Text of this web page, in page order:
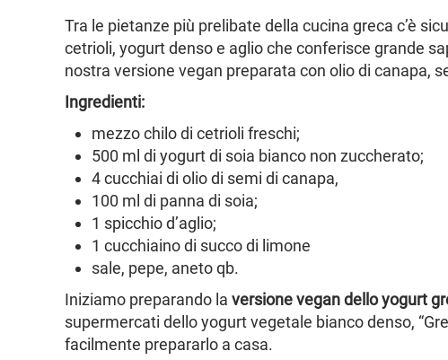
Tra le pietanze più prelibate della cucina greca c’è
cetrioli, yogurt denso e aglio che conferisce grande
nostra versione vegan preparata con olio di canapa,
Ingredienti:
mezzo chilo di cetrioli freschi;
500 ml di yogurt di soia bianco non zuccherato;
4 cucchiai di olio di semi di canapa,
100 ml di panna di soia;
1 spicchio d’aglio;
1 cucchiaino di succo di limone
sale, pepe, aneto qb.
Iniziamo preparando la versione vegan dello yogurt
supermercati dello yogurt vegetale bianco denso,
facilmente prepararlo a casa.